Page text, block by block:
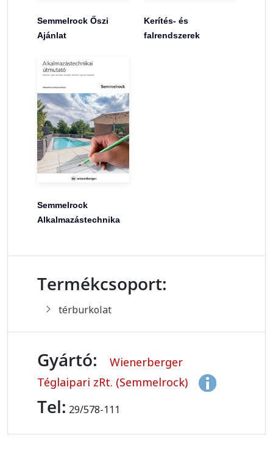
Semmelrock Őszi
Ajánlat
Kerítés- és
falrendszerek
Semmelrock
Alkalmazástechnika
Termékcsoport:
térburkolat
Gyártó:
Wienerberger
Téglaipari zRt. (Semmelrock)
Tel: 29/578-111